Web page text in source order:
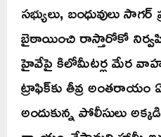
సభ్యులు, బంధువులు
బైఠాయించి రాస్తారోకో
హైవేపై కిలోమీటర్ల మేర
ట్రాఫిక్‌కు తీవ్ర
అందుకున్న పోలీసులు